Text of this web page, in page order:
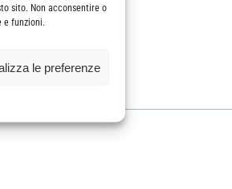
sito. Non acconsentire o
e funzioni.
le preferenze